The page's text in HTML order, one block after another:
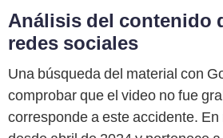
Análisis del contenido
redes sociales
Una búsqueda del material con
comprobar que el video no fue
corresponde a este accidente.